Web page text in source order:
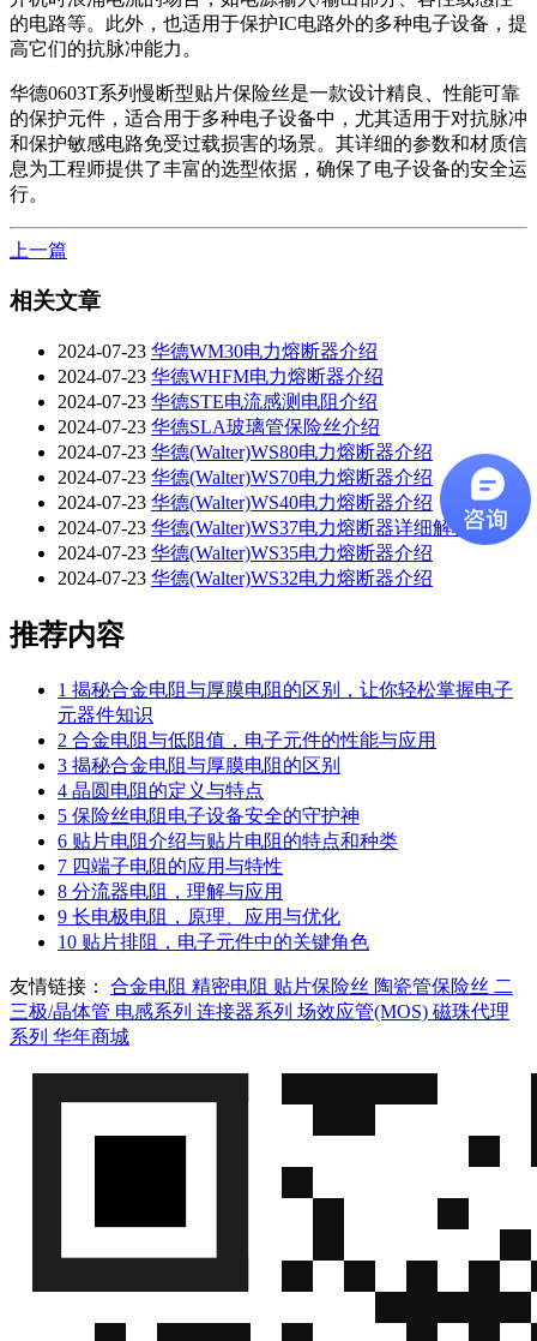
的电路等。此外，也适用于保护IC电路外的多种电子设备，提
高它们的抗脉冲能力。
华德0603T系列慢断型贴片保险丝是一款设计精良、性能可靠
的保护元件，适合用于多种电子设备中，尤其适用于对抗脉冲
和保护敏感电路免受过载损害的场景。其详细的参数和材质信
息为工程师提供了丰富的选型依据，确保了电子设备的安全运
行。
上一篇
相关文章
2024-07-23 华德WM30电力熔断器介绍
2024-07-23 华德WHFM电力熔断器介绍
2024-07-23 华德STE电流感测电阻介绍
2024-07-23 华德SLA玻璃管保险丝介绍
2024-07-23 华德(Walter)WS80电力熔断器介绍
2024-07-23 华德(Walter)WS70电力熔断器介绍
2024-07-23 华德(Walter)WS40电力熔断器介绍
2024-07-23 华德(Walter)WS37电力熔断器详细解析
2024-07-23 华德(Walter)WS35电力熔断器介绍
2024-07-23 华德(Walter)WS32电力熔断器介绍
推荐内容
1 揭秘合金电阻与厚膜电阻的区别，让你轻松掌握电子
元器件知识
2 合金电阻与低阻值，电子元件的性能与应用
3 揭秘合金电阻与厚膜电阻的区别
4 晶圆电阻的定义与特点
5 保险丝电阻电子设备安全的守护神
6 贴片电阻介绍与贴片电阻的特点和种类
7 四端子电阻的应用与特性
8 分流器电阻，理解与应用
9 长电极电阻，原理、应用与优化
10 贴片排阻，电子元件中的关键角色
友情链接： 合金电阻 精密电阻 贴片保险丝 陶瓷管保险丝 二
三极/晶体管 电感系列 连接器系列 场效应管(MOS) 磁珠代理
系列 华年商城